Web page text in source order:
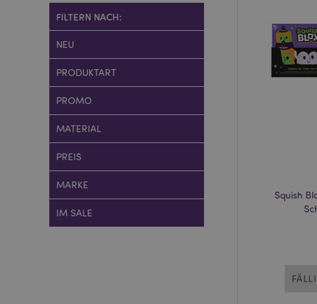
Squish
FILTERN NACH:
NEU
PRODUKTART
PROMO
MATERIAL
PREIS
MARKE
IM SALE